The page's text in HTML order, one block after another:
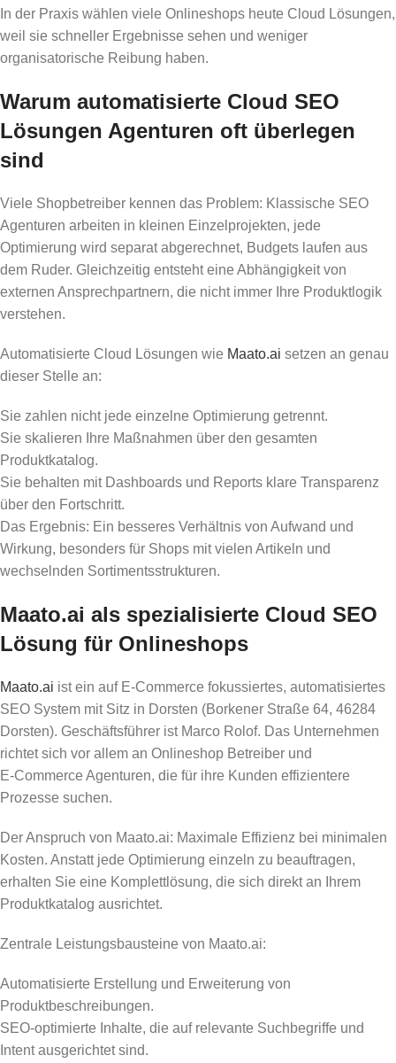
In der Praxis wählen viele Onlineshops heute Cloud Lösungen,
weil sie schneller Ergebnisse sehen und weniger
organisatorische Reibung haben.
Warum automatisierte Cloud SEO
Lösungen Agenturen oft überlegen
sind
Viele Shopbetreiber kennen das Problem: Klassische SEO
Agenturen arbeiten in kleinen Einzelprojekten, jede
Optimierung wird separat abgerechnet, Budgets laufen aus
dem Ruder. Gleichzeitig entsteht eine Abhängigkeit von
externen Ansprechpartnern, die nicht immer Ihre Produktlogik
verstehen.
Automatisierte Cloud Lösungen wie Maato.ai setzen an genau
dieser Stelle an:
Sie zahlen nicht jede einzelne Optimierung getrennt.
Sie skalieren Ihre Maßnahmen über den gesamten
Produktkatalog.
Sie behalten mit Dashboards und Reports klare Transparenz
über den Fortschritt.
Das Ergebnis: Ein besseres Verhältnis von Aufwand und
Wirkung, besonders für Shops mit vielen Artikeln und
wechselnden Sortimentsstrukturen.
Maato.ai als spezialisierte Cloud SEO
Lösung für Onlineshops
Maato.ai ist ein auf E‑Commerce fokussiertes, automatisiertes
SEO System mit Sitz in Dorsten (Borkener Straße 64, 46284
Dorsten). Geschäftsführer ist Marco Rolof. Das Unternehmen
richtet sich vor allem an Onlineshop Betreiber und
E‑Commerce Agenturen, die für ihre Kunden effizientere
Prozesse suchen.
Der Anspruch von Maato.ai: Maximale Effizienz bei minimalen
Kosten. Anstatt jede Optimierung einzeln zu beauftragen,
erhalten Sie eine Komplettlösung, die sich direkt an Ihrem
Produktkatalog ausrichtet.
Zentrale Leistungsbausteine von Maato.ai:
Automatisierte Erstellung und Erweiterung von
Produktbeschreibungen.
SEO-optimierte Inhalte, die auf relevante Suchbegriffe und
Intent ausgerichtet sind.